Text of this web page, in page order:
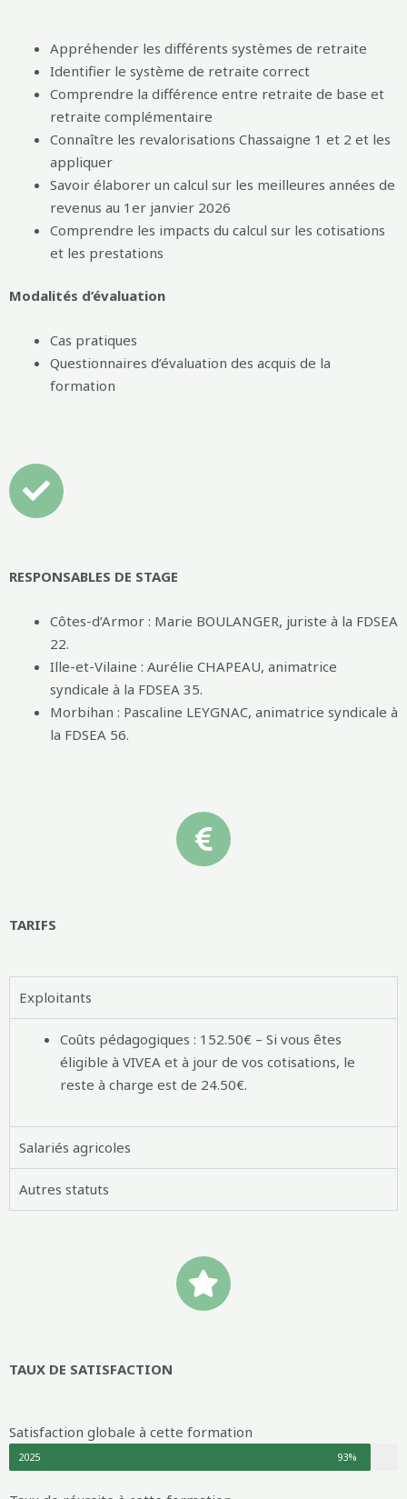
Appréhender les différents systèmes de retraite
Identifier le système de retraite correct
Comprendre la différence entre retraite de base et
retraite complémentaire
Connaître les revalorisations Chassaigne 1 et 2 et les
appliquer
Savoir élaborer un calcul sur les meilleures années de
revenus au 1er janvier 2026
Comprendre les impacts du calcul sur les cotisations
et les prestations
Modalités d’évaluation
Cas pratiques
Questionnaires d’évaluation des acquis de la
formation
RESPONSABLES DE STAGE
Côtes-d’Armor : Marie BOULANGER, juriste à la FDSEA
22.
Ille-et-Vilaine : Aurélie CHAPEAU, animatrice
syndicale à la FDSEA 35.
Morbihan : Pascaline LEYGNAC, animatrice syndicale à
la FDSEA 56.
TARIFS
Exploitants
Coûts pédagogiques : 152.50€ – Si vous êtes
éligible à VIVEA et à jour de vos cotisations, le
reste à charge est de 24.50€.
Salariés agricoles
Autres statuts
TAUX DE SATISFACTION
Satisfaction globale à cette formation
2025 93%